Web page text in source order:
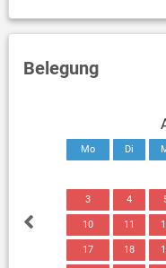
Belegung
Mo Di
3 4
10 11
17 18